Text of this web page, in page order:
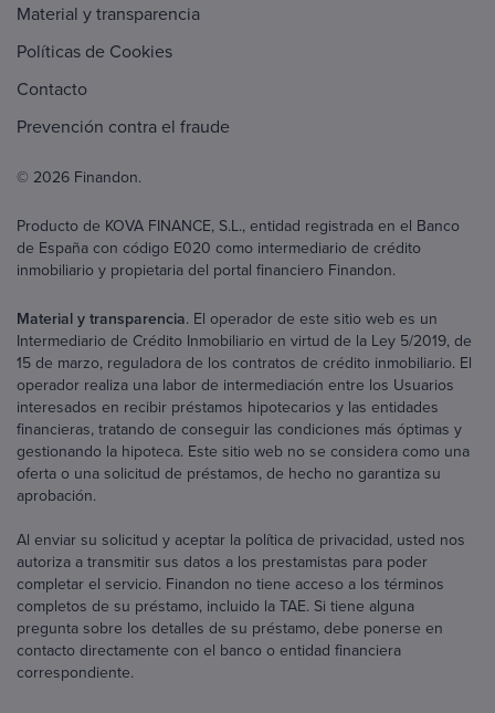
Material y transparencia
Políticas de Cookies
Contacto
Prevención contra el fraude
© 2026 Finandon.
Producto de KOVA FINANCE, S.L., entidad registrada en el Banco
de España con código E020 como intermediario de crédito
inmobiliario y propietaria del portal financiero Finandon.
Material y transparencia. El operador de este sitio web es un
Intermediario de Crédito Inmobiliario en virtud de la Ley 5/2019, de
15 de marzo, reguladora de los contratos de crédito inmobiliario. El
operador realiza una labor de intermediación entre los Usuarios
interesados en recibir préstamos hipotecarios y las entidades
financieras, tratando de conseguir las condiciones más óptimas y
gestionando la hipoteca. Este sitio web no se considera como una
oferta o una solicitud de préstamos, de hecho no garantiza su
aprobación.
Al enviar su solicitud y aceptar la política de privacidad, usted nos
autoriza a transmitir sus datos a los prestamistas para poder
completar el servicio. Finandon no tiene acceso a los términos
completos de su préstamo, incluido la TAE. Si tiene alguna
pregunta sobre los detalles de su préstamo, debe ponerse en
contacto directamente con el banco o entidad financiera
correspondiente.